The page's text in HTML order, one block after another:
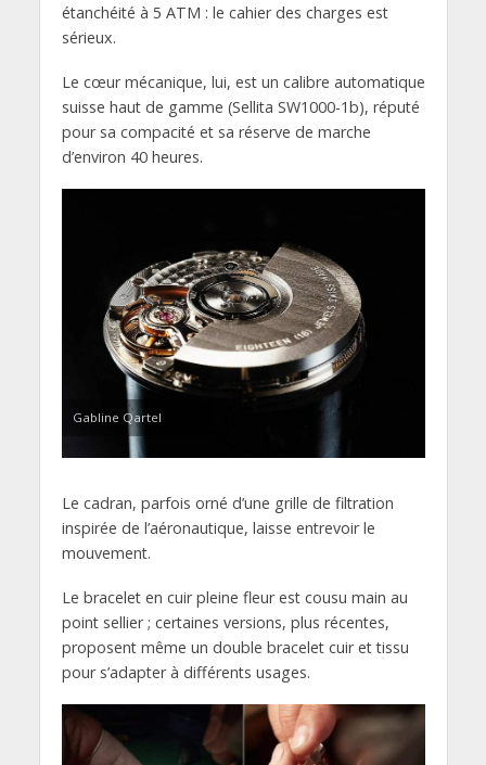
étanchéité à 5 ATM : le cahier des charges est
sérieux.
Le cœur mécanique, lui, est un calibre automatique
suisse haut de gamme (Sellita SW1000-1b), réputé
pour sa compacité et sa réserve de marche
d’environ 40 heures.
Gabline Qartel
Le cadran, parfois orné d’une grille de filtration
inspirée de l’aéronautique, laisse entrevoir le
mouvement.
Le bracelet en cuir pleine fleur est cousu main au
point sellier ; certaines versions, plus récentes,
proposent même un double bracelet cuir et tissu
pour s’adapter à différents usages.